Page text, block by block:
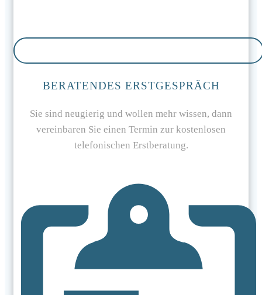
BERATENDES ERSTGESPRÄCH
Sie sind neugierig und wollen mehr wissen, dann
vereinbaren Sie einen Termin zur kostenlosen
telefonischen Erstberatung.